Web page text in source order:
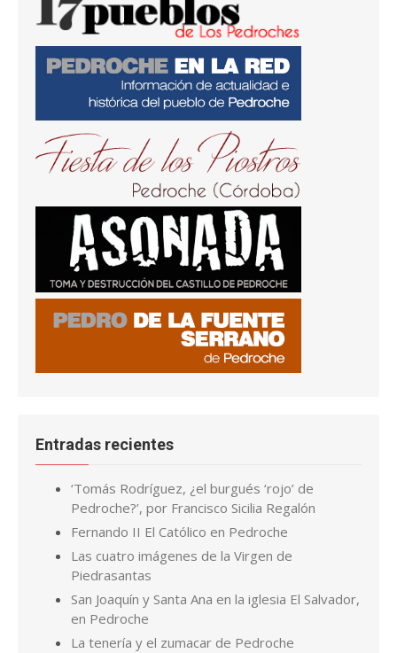
Entradas recientes
‘Tomás Rodríguez, ¿el burgués ‘rojo’ de
Pedroche?’, por Francisco Sicilia Regalón
Fernando II El Católico en Pedroche
Las cuatro imágenes de la Virgen de
Piedrasantas
San Joaquín y Santa Ana en la iglesia El Salvador,
en Pedroche
La tenería y el zumacar de Pedroche